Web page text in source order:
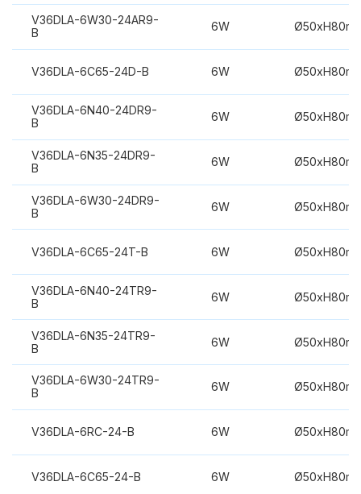
V36DLA-6W30-24AR9-
B
6W
V36DLA-6C65-24D-B 6W
V36DLA-6N40-24DR9-
B
6W
V36DLA-6N35-24DR9-
B
6W
V36DLA-6W30-24DR9-
B
6W
V36DLA-6C65-24T-B 6W
V36DLA-6N40-24TR9-
B
6W
V36DLA-6N35-24TR9-
B
6W
V36DLA-6W30-24TR9-
B
6W
V36DLA-6RC-24-B 6W
V36DLA-6C65-24-B 6W